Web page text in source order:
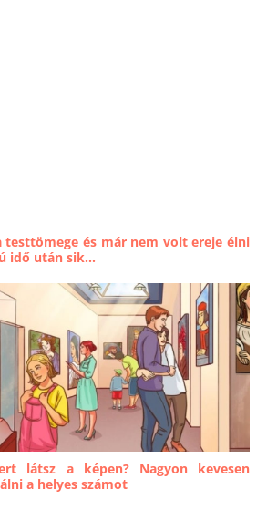
testtömege és már nem volt ereje élni
idő után sik...
látsz a képen? Nagyon kevesen
a helyes számot